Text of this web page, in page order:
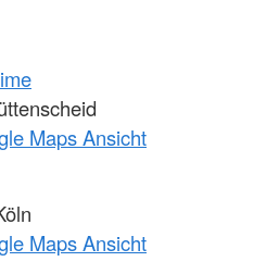
Maps Ansicht
Maps Ansicht